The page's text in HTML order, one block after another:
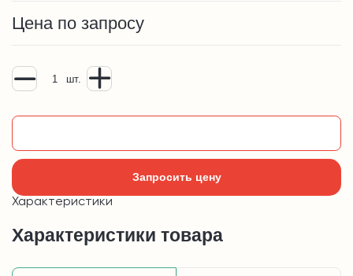
Цена по запросу
шт.
Запросить цену
Характеристики
Характеристики товара